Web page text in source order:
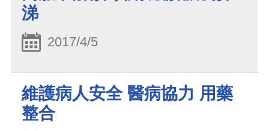
涕
2017/4/5
維護病人安全 醫病協力 用藥
整合